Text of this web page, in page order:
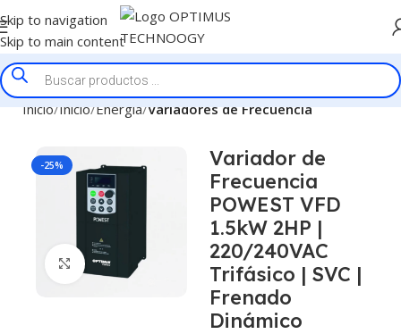
Skip to navigation
Skip to main content
Inicio Inicio Energía Variadores de Frecuencia
-25%
Click to enlarge
Variador de
Frecuencia
POWEST VFD
1.5kW 2HP |
220/240VAC
Trifásico | SVC |
Frenado
Dinámico